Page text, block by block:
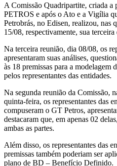
A Comissão Quadripartite, criada a
PETROS e após o Ato e a Vigília
Petrobrás, no Edisen, realizou, nas
15/08, respectivamente, sua
Na terceira reunião, dia 08/08, os
apresentaram suas análises,
às 18 premissas para a modelagem
pelos representantes das entidades.
Na segunda reunião da Comissão,
quinta-feira, os representantes das
compuseram o GT Petros,
destacaram que, em apenas 02
ambas as partes.
Além disso, os representantes das
premissas também poderiam ser
plano de BD – Benefício Definido.